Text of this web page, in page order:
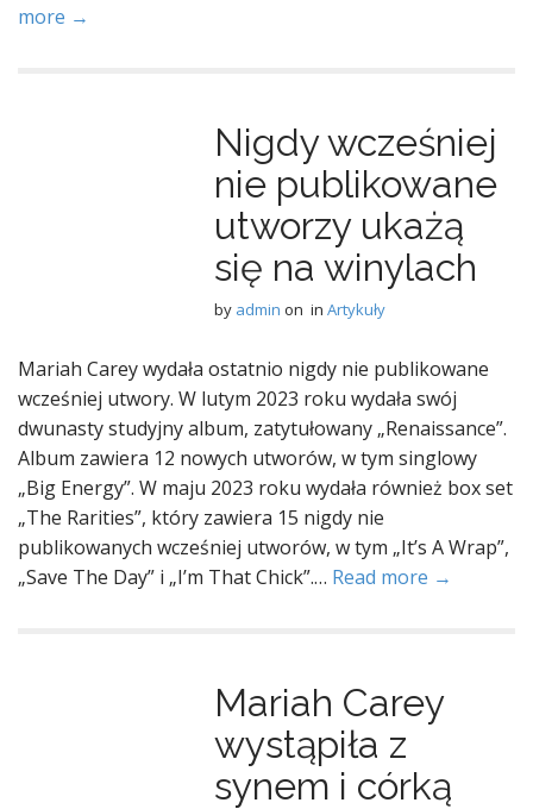
more →
Nigdy wcześniej
nie publikowane
utworzy ukażą
się na winylach
by admin on in Artykuły
Mariah Carey wydała ostatnio nigdy nie publikowane
wcześniej utwory. W lutym 2023 roku wydała swój
dwunasty studyjny album, zatytułowany „Renaissance”.
Album zawiera 12 nowych utworów, w tym singlowy
„Big Energy”. W maju 2023 roku wydała również box set
„The Rarities”, który zawiera 15 nigdy nie
publikowanych wcześniej utworów, w tym „It’s A Wrap”,
„Save The Day” i „I’m That Chick”.… Read more →
Mariah Carey
wystąpiła z
synem i córką